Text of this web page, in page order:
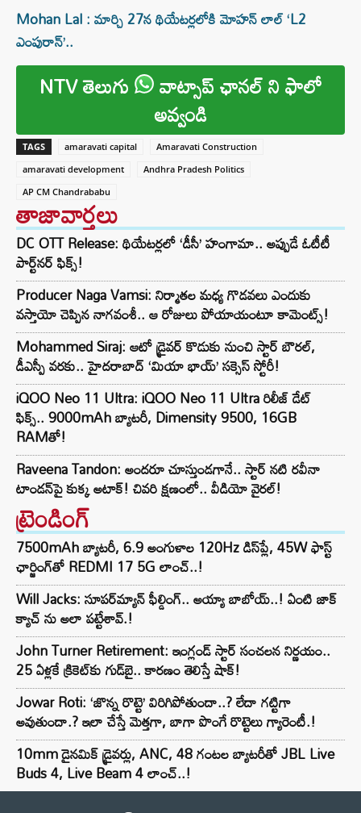
Mohan Lal : మార్చి 27న థియేటర్లలోకి మోహన్ లాల్ ‘L2
ఎంపురాన్’..
NTV తెలుగు వాట్సాప్ ఛానల్ ని ఫాలో
అవ్వండి
TAGS amaravati capital
Amaravati Construction
amaravati development
Andhra Pradesh Politics
AP CM Chandrababu
తాజావార్తలు
DC OTT Release: థియేటర్లలో ‘డీసీ’ హంగామా.. అప్పుడే ఓటీటీ
పార్ట్‌నర్ ఫిక్స్!
Producer Naga Vamsi: నిర్మాతల మధ్య గొడవలు ఎందుకు
వస్తాయో చెప్పిన నాగవంశీ.. ఆ రోజులు పోయాయంటూ కామెంట్స్!
Mohammed Siraj: ఆటో డ్రైవర్ కొడుకు నుంచి స్టార్ బౌరల్,
డీఎస్పీ వరకు.. హైదరాబాద్ ‘మియా భాయ్’ సక్సెస్ స్టోరీ!
iQOO Neo 11 Ultra: iQOO Neo 11 Ultra రిలీజ్ డేట్
ఫిక్స్.. 9000mAh బ్యాటరీ, Dimensity 9500, 16GB
RAMతో!
Raveena Tandon: అందరూ చూస్తుండగానే.. స్టార్ నటి రవీనా
టాండన్‌పై కుక్క అటాక్! చివరి క్షణంలో.. వీడియో వైరల్!
ట్రెండింగ్‌
7500mAh బ్యాటరీ, 6.9 అంగుళాల 120Hz డిస్‌ప్లే, 45W ఫాస్ట్
ఛార్జింగ్‌తో REDMI 17 5G లాంచ్..!
Will Jacks: సూపర్‌మ్యాన్ ఫీల్డింగ్.. అయ్యా బాబోయ్..! ఏంటి జాక్
క్యాచ్ ను అలా పట్టేశావ్.!
John Turner Retirement: ఇంగ్లండ్ స్టార్ సంచలన నిర్ణయం..
25 ఏళ్లకే క్రికెట్‌కు గుడ్‌బై.. కారణం తెలిస్తే షాక్!
Jowar Roti: ‘జొన్న రొట్టె’ విరిగిపోతుందా..? లేదా గట్టిగా
అవుతుందా.? ఇలా చేస్తే మెత్తగా, బాగా పొంగే రొట్టెలు గ్యారెంటీ.!
10mm డైనమిక్ డ్రైవర్లు, ANC, 48 గంటల బ్యాటరీతో JBL Live
Buds 4, Live Beam 4 లాంచ్..!